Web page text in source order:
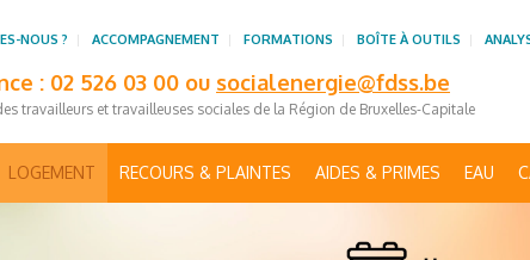
: 02 526 03 00 ou socialenergie@fdss.be
travailleurs et travailleuses sociales de la Région de Bruxelles-Capitale
NOUS ? ACCOMPAGNEMENT FORMATIONS BOÎTE À OUTILS
LOGEMENT RECOURS & PLAINTES AIDES & PRIMES EAU